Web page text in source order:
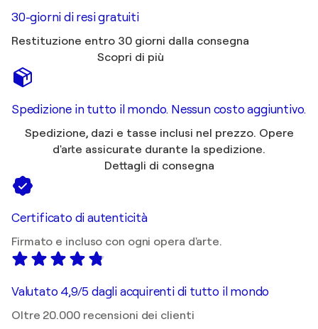
30-giorni di resi gratuiti
Restituzione entro 30 giorni dalla consegna
Scopri di più
Spedizione in tutto il mondo. Nessun costo aggiuntivo.
Spedizione, dazi e tasse inclusi nel prezzo. Opere
d'arte assicurate durante la spedizione.
Dettagli di consegna
Certificato di autenticità
Firmato e incluso con ogni opera d'arte.
Valutato 4,9/5 dagli acquirenti di tutto il mondo
Oltre 20.000 recensioni dei clienti